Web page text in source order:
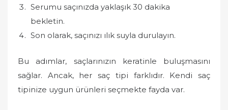
Serumu saçınızda yaklaşık 30 dakika
bekletin.
Son olarak, saçınızı ılık suyla durulayın.
Bu adımlar, saçlarınızın keratinle buluşmasını
sağlar. Ancak, her saç tipi farklıdır. Kendi saç
tipinize uygun ürünleri seçmekte fayda var.